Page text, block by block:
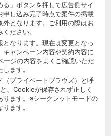
」ボタンを押して広告側サイ
申し込み完了時点で案件の掲載
となります。ご利用の際はお
ださい。
なります。現在は変更となっ
ャンペーン内容や契約内容に
ージの内容をよくご確認いただ
ます。
（プライベートブラウズ）と呼
、Cookieが保存されず正しく
ります。※シークレットモードの
ます。